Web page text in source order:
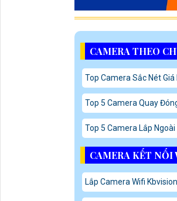
CAMERA THEO
Top Camera Sắc Nét Giá
Top 5 Camera Quay
Top 5 Camera Lắp Ngoài
CAMERA KẾT NỐI
Lắp Camera Wifi